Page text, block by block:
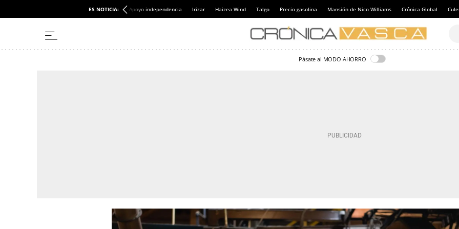
ES NOTICIA: Apoyo independencia Irizar Haizea Wind Talgo Precio gasolina Mansión de Nico Williams Crónica Global
Pásate al MODO AHORRO